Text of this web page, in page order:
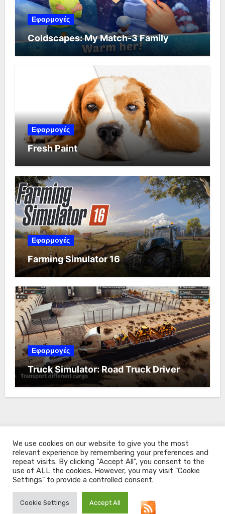
Εφαρμογές
Coldscapes: My Match-3 Family
Εφαρμογές
Fresh Paint
Εφαρμογές
Farming Simulator 16
Εφαρμογές
Truck Simulator: Road Truck Driver
All About Windows
We use cookies on our website to give you the most
relevant experience by remembering your preferences and
repeat visits. By clicking “Accept All”, you consent to the
use of ALL the cookies. However, you may visit "Cookie
Settings" to provide a controlled consent.
Cookie Settings Accept All